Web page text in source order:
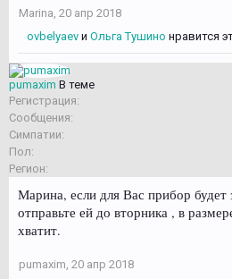
Marina 20 апр 2018
ovbelyaev и Ольга Тушино нравится
pumaxim В теме
Регистрация:
Сообщения:
Симпатии:
Пол:
Регион:
Марина, если для Вас прибор будет
отправьте ей до вторника , в
хватит.
pumaxim 20 апр 2018